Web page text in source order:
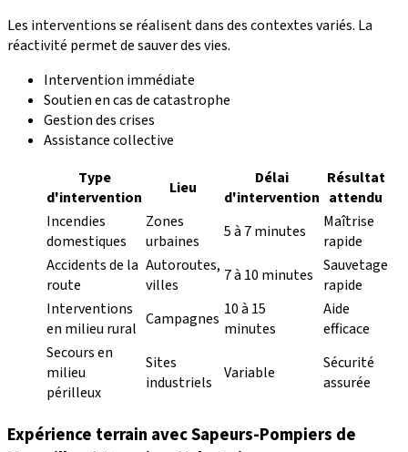
Les interventions se réalisent dans des contextes variés. La
réactivité permet de sauver des vies.
Intervention immédiate
Soutien en cas de catastrophe
Gestion des crises
Assistance collective
Type
d'intervention
Lieu
Délai
d'intervention
Résultat
attendu
Incendies
domestiques
Zones
urbaines
5 à 7 minutes
Maîtrise
rapide
Accidents de la
route
Autoroutes,
villes
7 à 10 minutes Sauvetage
rapide
Interventions
en milieu rural Campagnes 10 à 15
minutes
Aide
efficace
Secours en
milieu
périlleux
Sites
industriels
Variable
Sécurité
assurée
Expérience terrain avecSapeurs-Pompiers de